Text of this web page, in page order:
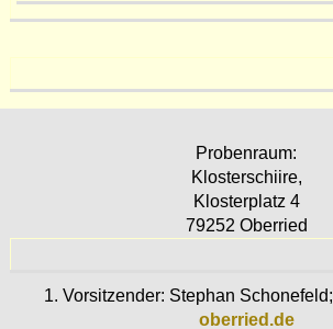
Probenraum:
Klosterschiire,
Klosterplatz 4
79252 Oberried
1. Vorsitzender: Stephan Schonefeld;
oberried.de